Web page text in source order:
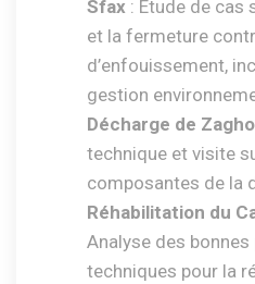
Sfax : Étude de cas
et la fermeture
d’enfouissement,
gestion
Décharge de
technique et visite
composantes de la
Réhabilitation du
Analyse des
techniques pour la